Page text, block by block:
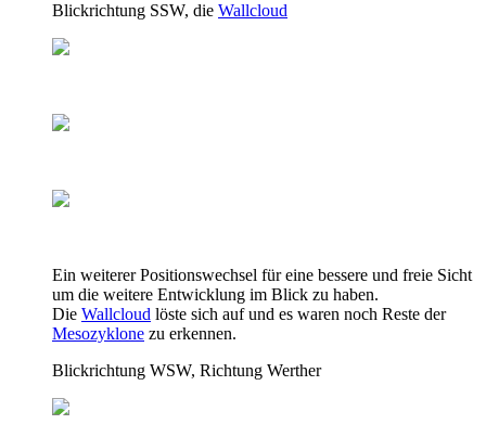
Blickrichtung SSW, die Wallcloud
Ein weiterer Positionswechsel für eine bessere und freie Sicht
um die weitere Entwicklung im Blick zu haben.
Die Wallcloud löste sich auf und es waren noch Reste der
Mesozyklone zu erkennen.
Blickrichtung WSW, Richtung Werther